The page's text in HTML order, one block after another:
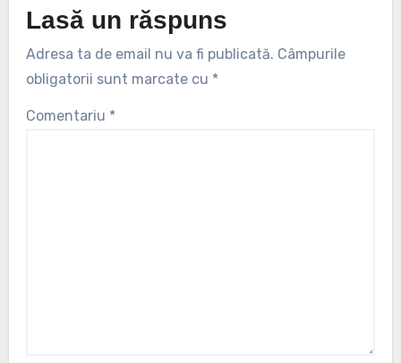
Lasă un răspuns
Adresa ta de email nu va fi publicată. Câmpurile
obligatorii sunt marcate cu *
Comentariu *